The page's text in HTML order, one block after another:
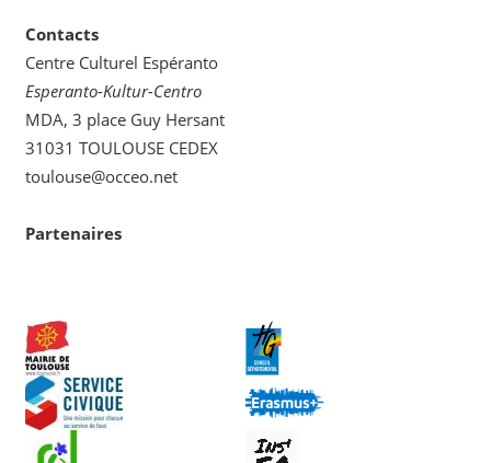
Contacts
Centre Culturel Espéranto
Esperanto-Kultur-Centro
MDA, 3 place Guy Hersant
31031 TOULOUSE CEDEX
toulouse@occeo.net
Partenaires